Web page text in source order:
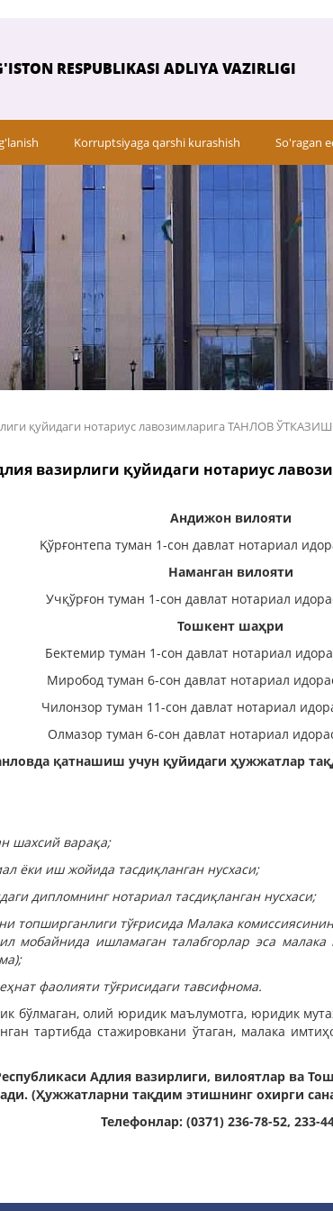
RESPUBLIKASI ADLIYA VAZIRLIGI
Korruptsiyaga qarshi kurashish So'ragan
қуйидаги нотариус лавозимларига ТАНЛОВ
вазирлиги қуйидаги нотариус
Андижон вилояти
Қўрғонтепа туман 1-сон давлат нотариал
Наманган вилояти
Учқўрғон туман 1-сон давлат нотариал
Тошкент шаҳри
Бектемир туман 1-сон давлат нотариал
Миробод туман 6-сон давлат нотариал
Чилонзор туман 11-сон давлат нотариал
Олмазор туман 6-сон давлат нотариал
қатнашиш учун қуйидаги ҳужжатлар
шахсий варақа;
ёки иш жойида тасдиқланган нусхаси;
дипломнинг нотариал тасдиқланган нусхаси;
топширганлиги тўғрисида Малака
мобайнида ишламаган талабгорлар эса
фаолияти тўғрисидаги тавсифнома.
бўлмаган, олий юридик маълумотга, юридик
тартибда стажировкани ўтаган, малака
Адлия вазирлиги, вилоятлар ва
(Ҳужжатларни тақдим этишнинг охирги
Телефонлар: (0371) 236-78-52, 233-